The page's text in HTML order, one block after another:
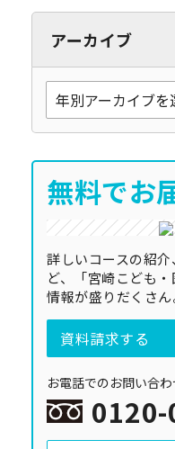
アーカイブ
無料でお
詳しいコースの紹
ど、「宮崎こども
情報が盛りだくさん
資料請求する
お電話でのお問い合わ